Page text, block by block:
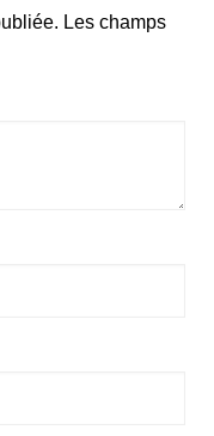
Les champs